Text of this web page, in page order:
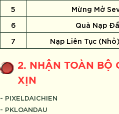
5
Mừng Mở
6
Quà Nạp
7
Nạp Liên Tục
2. NHẬN TOÀN BỘ
XỊN
- PIXELDAICHIEN
- PKLOANDAU